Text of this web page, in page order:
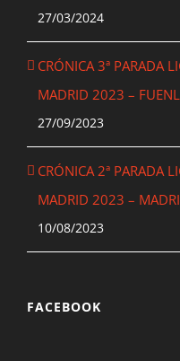
27/03/2024
CRÓNICA 3ª PARADA
MADRID 2023 –
27/09/2023
CRÓNICA 2ª PARADA
MADRID 2023 –
10/08/2023
FACEBOOK